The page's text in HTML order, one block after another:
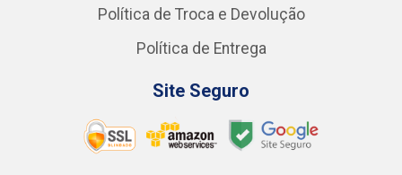
Política de Troca e Devolução
Política de Entrega
Site Seguro